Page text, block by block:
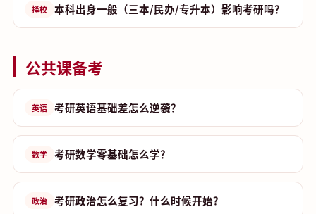
择校 本科出身一般（三本/民办/专升本）影响考研吗？
公共课备考
英语 考研英语基础差怎么逆袭？
数学 考研数学零基础怎么学？
政治 考研政治怎么复习？什么时候开始？